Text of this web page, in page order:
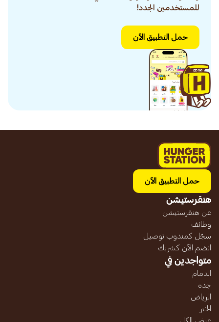
للمستخدمين الجدد!
حمل التطبيق الآن
حمل التطبيق الآن
هنقرستيشن
عن هنقرستيشن
وظائف
سجّل كمندوب توصيل
انضم الآن كشريك
متواجدين في
الدمام
جده
الرياض
الخبر